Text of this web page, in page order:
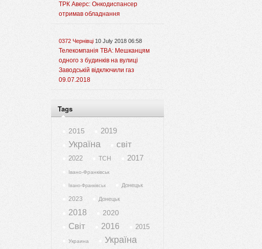
ТРК Аверс: Онкодиспансер
отримав обладнання
0372 Чернівці 10 July 2018 06:58
Телекомпанія ТВА: Мешканцям
одного з будинків на вулиці
Заводській відключили газ
09.07.2018
Tags
2015 2019
Україна світ
2022 ТСН 2017
Івано-Франківськ
Івано-Франківськ Донецьк
2023 Донецьк
2018 2020
Світ 2016 2015
Украина Україна